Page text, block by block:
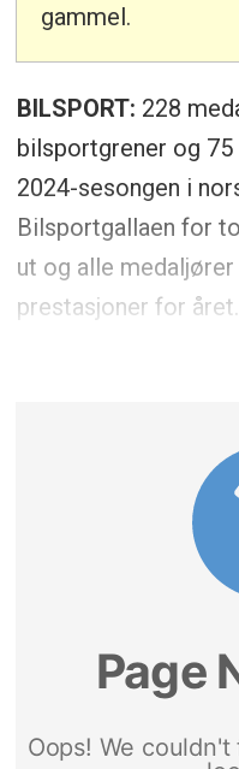
gammel.
BILSPORT: 228
bilsportgrener og
2024-sesongen i
Bilsportgallaen for
ut og alle
prestasjoner for året.